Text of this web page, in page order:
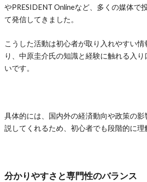
やPRESIDENT Onlineなど、多くの媒体で
て発信してきました。
こうした活動は初心者が取り入れやすい
り、中原圭介氏の知識と経験に触れる入
いです。
具体的には、国内外の経済動向や政策の
説してくれるため、初心者でも段階的に理
分かりやすさと専門性のバランス